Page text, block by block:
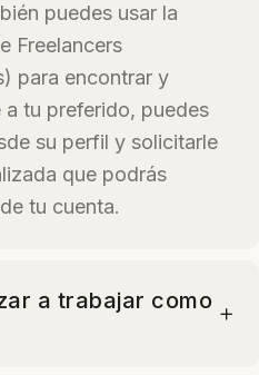
puedes usar la
Freelancers
para encontrar y
tu preferido, puedes
su perfil y solicitarle
que podrás
tu cuenta.
a trabajar como